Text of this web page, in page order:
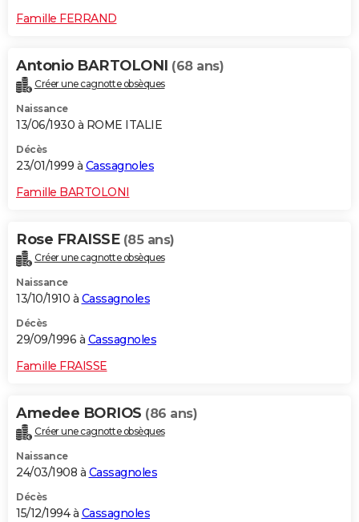
Famille FERRAND
Antonio BARTOLONI (68 ans)
Créer une cagnotte obsèques
Naissance
13/06/1930 à ROME ITALIE
Décès
23/01/1999 à Cassagnoles
Famille BARTOLONI
Rose FRAISSE (85 ans)
Créer une cagnotte obsèques
Naissance
13/10/1910 à Cassagnoles
Décès
29/09/1996 à Cassagnoles
Famille FRAISSE
Amedee BORIOS (86 ans)
Créer une cagnotte obsèques
Naissance
24/03/1908 à Cassagnoles
Décès
15/12/1994 à Cassagnoles